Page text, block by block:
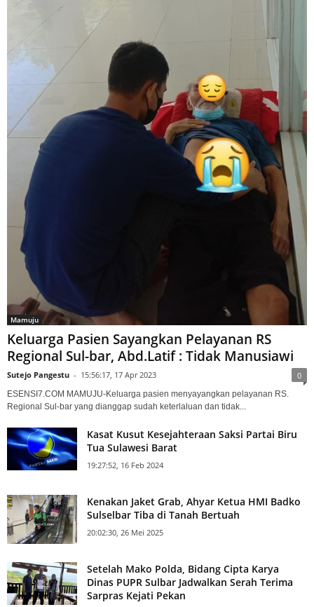
Mamuju
Keluarga Pasien Sayangkan Pelayanan RS
Regional Sul-bar, Abd.Latif : Tidak Manusiawi
Sutejo Pangestu - 15:56:17, 17 Apr 2023 0
ESENSI7.COM MAMUJU-Keluarga pasien menyayangkan pelayanan RS.
Regional Sul-bar yang dianggap sudah keterlaluan dan tidak...
Kasat Kusut Kesejahteraan Saksi Partai Biru
Tua Sulawesi Barat
19:27:52, 16 Feb 2024
Kenakan Jaket Grab, Ahyar Ketua HMI Badko
Sulselbar Tiba di Tanah Bertuah
20:02:30, 26 Mei 2025
Setelah Mako Polda, Bidang Cipta Karya
Dinas PUPR Sulbar Jadwalkan Serah Terima
Sarpras Kejati Pekan